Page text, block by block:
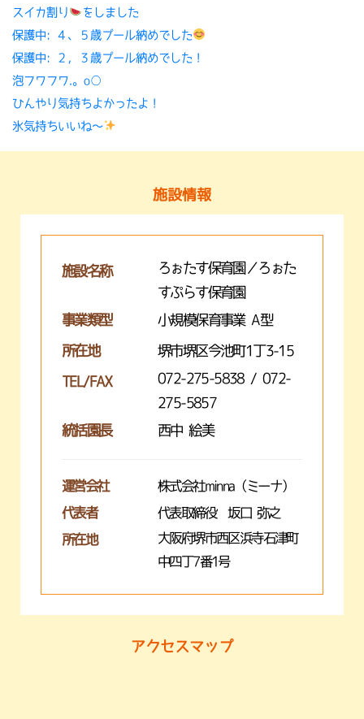
スイカ割り
をしました
保護中: ４、５歳プール納めでした
保護中: ２，３歳プール納めでした！
泡フワフワ.。o○
ひんやり気持ちよかったよ！
氷気持ちいいね〜
施設情報
施設名称
ろぉたす保育園／ろぉた
すぷらす保育園
事業類型
小規模保育事業 A型
所在地 堺市堺区今池町1丁3-15
TEL/FAX
072-275-5838 / 072-
275-5857
統括園長
西中 絵美
運営会社 株式会社minna（ミーナ）
代表者 代表取締役 坂口 弥之
所在地
大阪府堺市西区浜寺石津町
中四丁7番1号
アクセスマップ